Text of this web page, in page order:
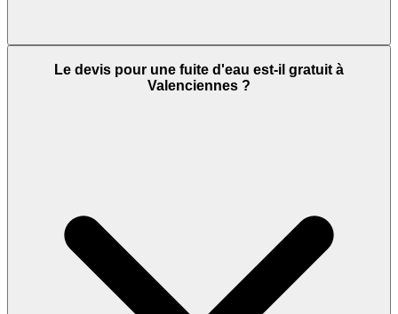
Le devis pour une fuite d'eau est-il gratuit à
Valenciennes ?